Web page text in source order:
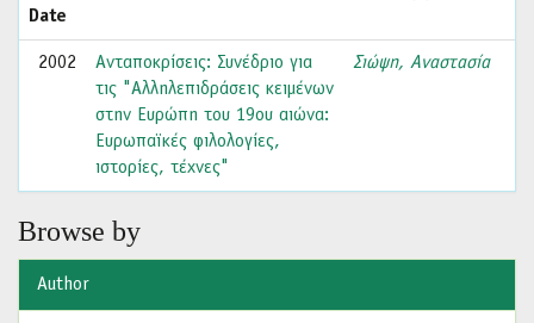
Date
2002
Ανταποκρίσεις: Συνέδριο για
τις "Αλληλεπιδράσεις κειμένων
στην Ευρώπη του 19ου αιώνα:
Ευρωπαϊκές φιλολογίες,
ιστορίες, τέχνες"
Σιώψη, Αναστασία
Browse by
Author